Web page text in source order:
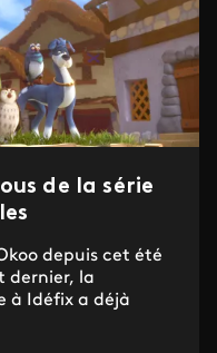
de la série
depuis cet été
dernier, la
à Idéfix a déjà